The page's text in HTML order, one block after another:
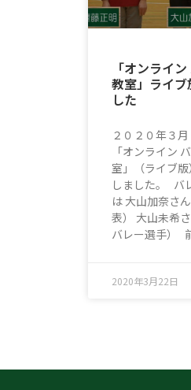
「オンライ
教室」ライ
した
２０２０年３
「オンライン
室」（ライブ
しました。 バ
は 大山加奈さ
表） 大山未希
バレー選手）
2020年3月22日